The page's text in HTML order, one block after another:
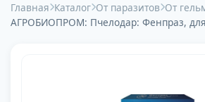
Главная Каталог От паразитов От
АГРОБИОПРОМ: Пчелодар: Фенпраз,